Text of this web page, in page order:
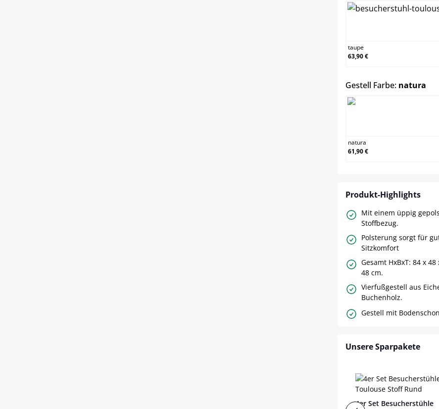
taupe
63,90 €
Gestell Farbe: natura
natura
61,90 €
Produkt-Highlights
Mit einem üppig
Stoffbezug.
Polsterung sorgt für
Sitzkomfort
Gesamt HxBxT: 84 x
48 cm.
Vierfußgestell aus
Buchenholz.
Gestell mit
Unsere Sparpakete
4er Set Besucherstühle